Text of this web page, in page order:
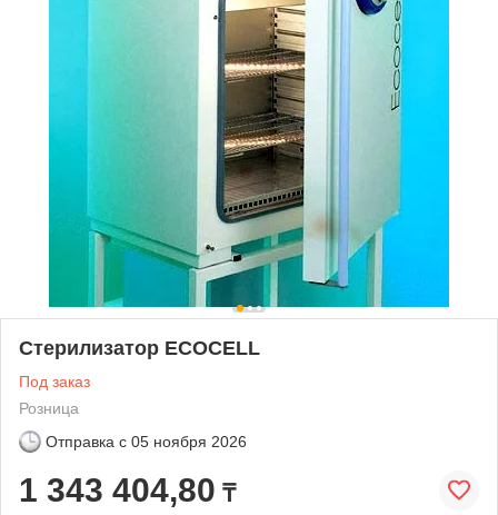
Стерилизатор ECOCELL
Под заказ
Розница
Отправка с 05 ноября 2026
1 343 404,80 ₸